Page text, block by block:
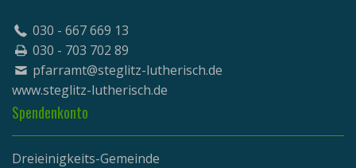
030 - 667 669 13
030 - 703 702 89
pfarramt@steglitz-lutherisch.de
www.steglitz-lutherisch.de
Spendenkonto
Dreieinigkeits-Gemeinde